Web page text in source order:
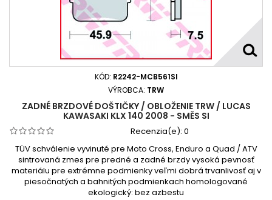
KÓD: R2242-MCB561SI
VÝROBCA: TRW
ZADNÉ BRZDOVÉ DOŠTIČKY / OBLOŽENIE TRW / LUCAS
KAWASAKI KLX 140 2008 - SMĚS SI
Recenzia(e): 0
TÜV schválenie vyvinuté pre Moto Cross, Enduro a Quad / ATV
sintrovaná zmes pre predné a zadné brzdy vysoká pevnosť
materiálu pre extrémne podmienky veľmi dobrá trvanlivosť aj v
piesočnatých a bahnitých podmienkach homologované
ekologický: bez azbestu